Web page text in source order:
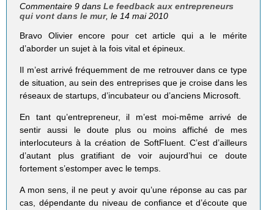
Commentaire 9 dansLe feedback aux entrepreneurs
qui vont dans le mur, le 14 mai 2010
Bravo Olivier encore pour cet article qui a le mérite
d’aborder un sujet à la fois vital et épineux.
Il m’est arrivé fréquemment de me retrouver dans ce type
de situation, au sein des entreprises que je croise dans les
réseaux de startups, d’incubateur ou d’anciens Microsoft.
En tant qu’entrepreneur, il m’est moi-même arrivé de
sentir aussi le doute plus ou moins affiché de mes
interlocuteurs à la création de SoftFluent. C’est d’ailleurs
d’autant plus gratifiant de voir aujourd’hui ce doute
fortement s’estomper avec le temps.
A mon sens, il ne peut y avoir qu’une réponse au cas par
cas, dépendante du niveau de confiance et d’écoute que